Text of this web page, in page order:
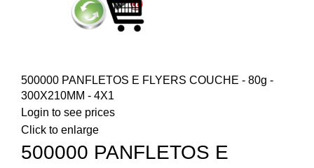
500000 PANFLETOS E FLYERS COUCHE - 80g -
300X210MM - 4X1
Login to see prices
Click to enlarge
500000 PANFLETOS E